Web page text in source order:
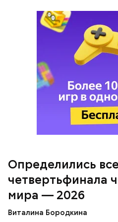
Определились
четвертьфинала
мира — 2026
Виталина Бородкина
Норвегия в 1/4 финала в
сыграет с Англией. Начало
До этого капитан
расплакалсяпосле
для себя ЧМ, когда
одержала победунад